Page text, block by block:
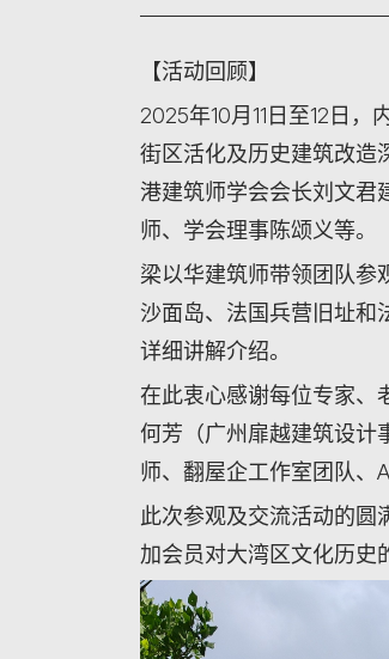
【活动回顾】
2025年10月11日至12日
街区活化及历史建筑改造
港建筑师学会会长刘文君
师、学会理事陈颂义等。
梁以华建筑师带领团队参
沙面岛、法国兵营旧址和
详细讲解介绍。
在此衷心感谢每位专家、
何芳（广州扉越建筑设计
师、翻屋企工作室团队、
此次参观及交流活动的圆
加会员对大湾区文化历史